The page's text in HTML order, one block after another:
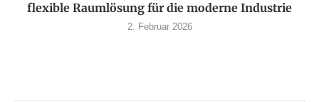
flexible Raumlösung für die moderne Industrie
2. Februar 2026